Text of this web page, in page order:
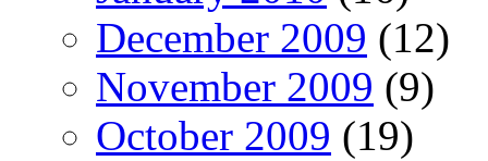
December 2009 (12)
November 2009 (9)
October 2009 (19)